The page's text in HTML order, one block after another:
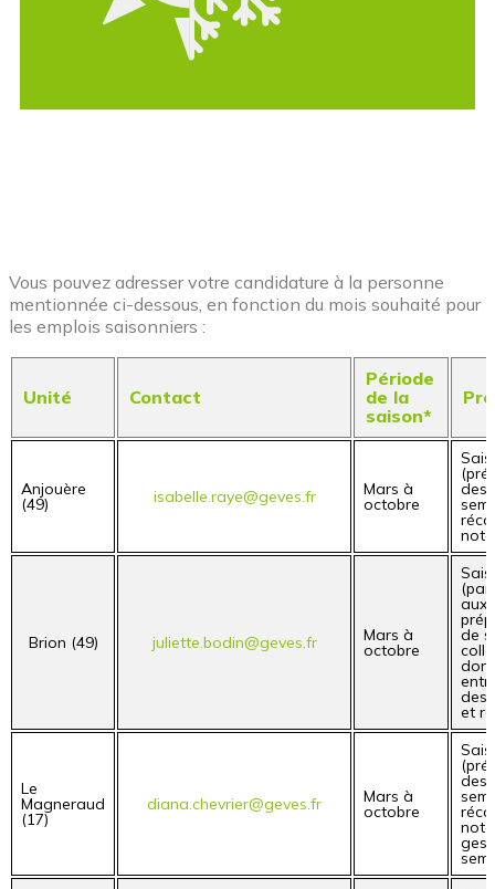
Vous pouvez adresser votre candidature à la personne
mentionnée ci-dessous, en fonction du mois souhaité pour
les emplois saisonniers :
Unité Contact
Période
de la
saison*
Anjouère
(49) isabelle.raye@geves.fr Mars à
octobre
des
Brion (49) juliette.bodin@geves.fr Mars à
octobre
aux
de
des
et
Le
Magneraud
(17)
diana.chevrier@geves.fr Mars à
octobre
des